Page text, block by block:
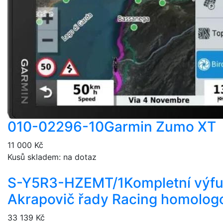
010-02296-10Garmin Zumo XT
11 000 Kč
Kusů skladem: na dotaz
S-Y5R3-HZEMT/1Kompletní
Akrapovič řady Racing
33 139 Kč